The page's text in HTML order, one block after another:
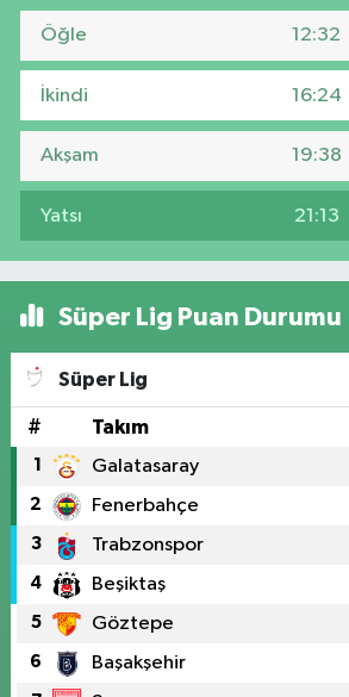
Öğle 12:32
İkindi 16:24
Akşam 19:38
Yatsı 21:13
Süper Lig Puan Durumu
Süper Lig
# Takım
1 Galatasaray
2 Fenerbahçe
3 Trabzonspor
4 Beşiktaş
5 Göztepe
6 Başakşehir